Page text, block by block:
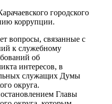
городского
коррупции.
вопросы, связанные с
к служебному
об
интересов, в
служащих Думы
округа.
Главы